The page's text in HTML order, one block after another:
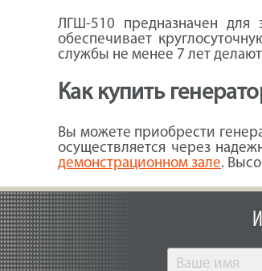
ЛГШ-510 предназначен
обеспечивает
службы не менее 7 лет
Как купить
Вы можете приобрести
осуществляется через
демонстрационном зале.